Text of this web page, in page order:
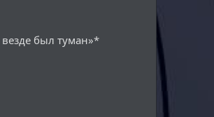
был туман»*